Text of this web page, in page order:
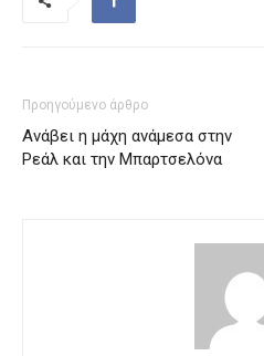
Προηγούμενο άρθρο
Ανάβει η μάχη ανάμεσα στην
Ρεάλ και την Μπαρτσελόνα